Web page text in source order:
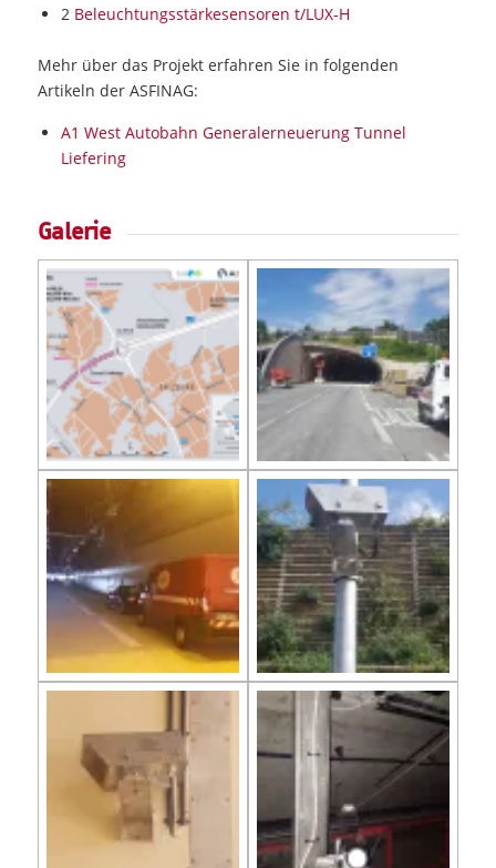
2 Beleuchtungsstärkesensoren t/LUX-H
Mehr über das Projekt erfahren Sie in folgenden
Artikeln der ASFINAG:
A1 West Autobahn Generalerneuerung Tunnel
Liefering
Galerie